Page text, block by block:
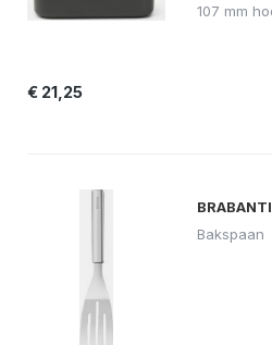
107 mm
€ 21,25
Bakspaan